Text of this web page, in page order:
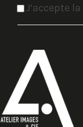
J’accepte la